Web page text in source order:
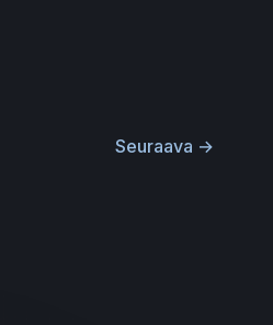
Seuraava →